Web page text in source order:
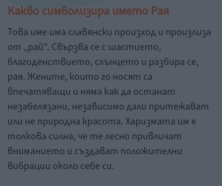
Какво символизира името Рая
Това име има славянски произход и произлиза
от „рай“. Свързва се с шастието,
благоденствието, слънцето и разбира се,
рая. Жените, които го носят са
впечатяващи и няма как да останат
незабелязани, независимо дали притежават
или не природна красота. Харизмата им е
толкова силна, че те лесно привличат
вниманието и създават положителни
вибрации около себе си.